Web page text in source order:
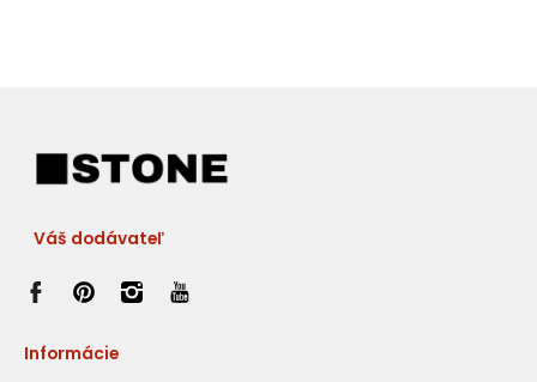
Váš dodávateľ
Informácie